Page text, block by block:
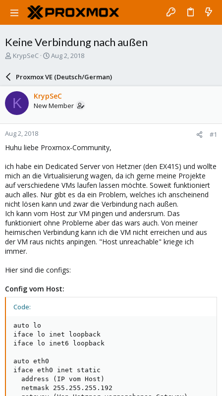
Keine Verbindung nach außen
T
a
d
s
t
a
r
t
e
KrypSeC
S
a
r
d
a
e
Aug 2, 2018
Proxmox VE (Deutsch/German)
K KrypSeC
New Member
Aug 2, 2018 #1
Huhu liebe Proxmox-Community,
ich habe ein Dedicated Server von Hetzner (den EX41S) und wollte
mich an die Virtualisierung wagen, da ich gerne meine Projekte
auf verschiedene VMs laufen lassen möchte. Soweit funktioniert
auch alles. Nur gibt es da ein Problem, welches ich anscheinend
nicht lösen kann und zwar die Verbindung nach außen.
Ich kann vom Host zur VM pingen und andersrum. Das
funktioniert ohne Probleme aber das wars auch. Von meiner
heimischen Verbindung kann ich die VM nicht erreichen und aus
der VM raus nichts anpingen. "Host unreachable" kriege ich
immer.
Hier sind die configs:
Config vom Host:
Code:
auto lo
iface lo inet loopback
iface lo inet6 loopback
auto eth0
iface eth0 inet static
  address (IP vom Host)
  netmask 255.255.255.192